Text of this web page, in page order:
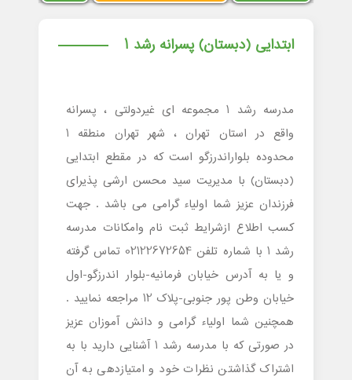
ابتدایی (دبستان) پسرانه رشد 1
مدرسه رشد 1 مجموعه ای غیردولتی ، پسرانه
واقع در استان تهران ، شهر تهران منطقه 1
محدوده بلواراندرزگو است که در مقطع ابتدایی
(دبستان) با مدیریت سید محسن ارشی پذیرای
فرزندان عزیز شما اولیاء گرامی می باشد . جهت
کسب اطلاع ازشرایط ثبت نام وامکانات مدرسه
رشد 1 با شماره تلفن 02122672654 تماس گرفته
و یا به آدرس خیابان فرمانیه-بلوار اندرزگو-اول
خیابان وطن پور جنوبی-پلاک 12 مراجعه نمایید .
همچنین شما اولیاء گرامی و دانش آموزان عزیز
در صورتی که با مدرسه رشد 1 آشنایی دارید با به
اشتراک گذاشتن نظرات خود و امتیازدهی به آن